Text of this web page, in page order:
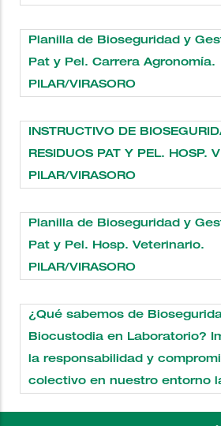
Planilla de Bioseguridad y
Pat y Pel. Carrera Agronomía.
PILAR/VIRASORO
INSTRUCTIVO DE
RESIDUOS PAT Y PEL. HOSP.
PILAR/VIRASORO
Planilla de Bioseguridad y
Pat y Pel. Hosp. Veterinario.
PILAR/VIRASORO
¿Qué sabemos de
Biocustodia en Laboratorio?
la responsabilidad y
colectivo en nuestro entorno